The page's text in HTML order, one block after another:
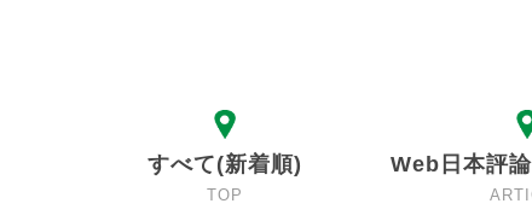
すべて(新着順)
TOP
Web日本評